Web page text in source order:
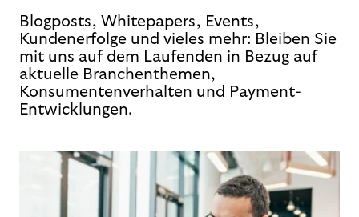
Blogposts, Whitepapers, Events,
Kundenerfolge und vieles mehr: Bleiben Sie
mit uns auf dem Laufenden in Bezug auf
aktuelle Branchenthemen,
Konsumentenverhalten und Payment-
Entwicklungen.